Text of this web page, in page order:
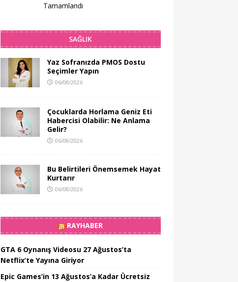
Tamamlandı
SAĞLIK
Yaz Sofranızda PMOS Dostu
Seçimler Yapın
06/08/2026
Çocuklarda Horlama Geniz Eti
Habercisi Olabilir: Ne Anlama
Gelir?
06/08/2026
Bu Belirtileri Önemsemek Hayat
Kurtarır
06/08/2026
RAYHABER
GTA 6 Oynanış Videosu 27 Ağustos’ta
Netflix’te Yayına Giriyor
Epic Games’in 13 Ağustos’a Kadar Ücretsiz